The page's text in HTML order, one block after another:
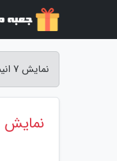
نمایش 7 انیمیشن در روزهای هفته ملی کودک - جعبه مهر
نمایش 7 انیمیشن در روزهای هفته ملی کودک